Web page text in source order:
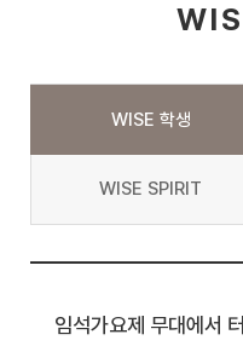
WISE 학생
WISE SPIRIT
임석가요제 무대에서